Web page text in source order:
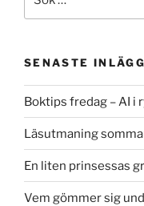
efter:
SENASTE
Boktips fredag – AI i
Läsutmaning
En liten prinsessas
Vem gömmer sig